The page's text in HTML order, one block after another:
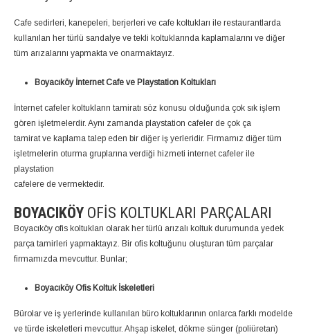
Cafe sedirleri, kanepeleri, berjerleri ve cafe koltukları ile restaurantlarda
kullanılan her türlü sandalye ve tekli koltuklarında kaplamalarını ve diğer
tüm arızalarını yapmakta ve onarmaktayız.
Boyacıköy İnternet Cafe ve Playstation Koltukları
İnternet cafeler koltukların tamiratı söz konusu olduğunda çok sık işlem
gören işletmelerdir. Aynı zamanda playstation cafeler de çok ça
tamirat ve kaplama talep eden bir diğer iş yerleridir. Firmamız diğer tüm
işletmelerin oturma gruplarına verdiği hizmeti internet cafeler ile
playstation
cafelere de vermektedir.
BOYACIKÖY OFIS KOLTUKLARI PARÇALARI
Boyacıköy ofis koltukları olarak her türlü arızalı koltuk durumunda yedek
parça tamirleri yapmaktayız. Bir ofis koltuğunu oluşturan tüm parçalar
firmamızda mevcuttur. Bunlar;
Boyacıköy Ofis Koltuk İskeletleri
Bürolar ve iş yerlerinde kullanılan büro koltuklarının onlarca farklı modelde
ve türde iskeletleri mevcuttur. Ahşap iskelet, dökme sünger (poliüretan)